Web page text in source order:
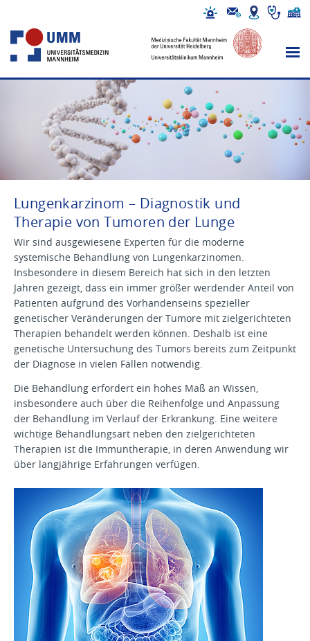
Lungenkarzinom – Diagnostik und
Therapie von Tumoren der Lunge
Wir sind ausgewiesene Experten für die moderne
systemische Behandlung von Lungenkarzinomen.
Insbesondere in diesem Bereich hat sich in den letzten
Jahren gezeigt, dass ein immer größer werdender Anteil von
Patienten aufgrund des Vorhandenseins spezieller
genetischer Veränderungen der Tumore mit zielgerichteten
Therapien behandelt werden können. Deshalb ist eine
genetische Untersuchung des Tumors bereits zum Zeitpunkt
der Diagnose in vielen Fällen notwendig.
Die Behandlung erfordert ein hohes Maß an Wissen,
insbesondere auch über die Reihenfolge und Anpassung
der Behandlung im Verlauf der Erkrankung. Eine weitere
wichtige Behandlungsart neben den zielgerichteten
Therapien ist die Immuntherapie, in deren Anwendung wir
über langjährige Erfahrungen verfügen.